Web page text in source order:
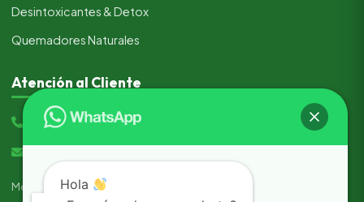
Desintoxicantes & Detox
Quemadores Naturales
Atención al Cliente
(+51) 933 205 517
Métodos de pago seguros:
Hola